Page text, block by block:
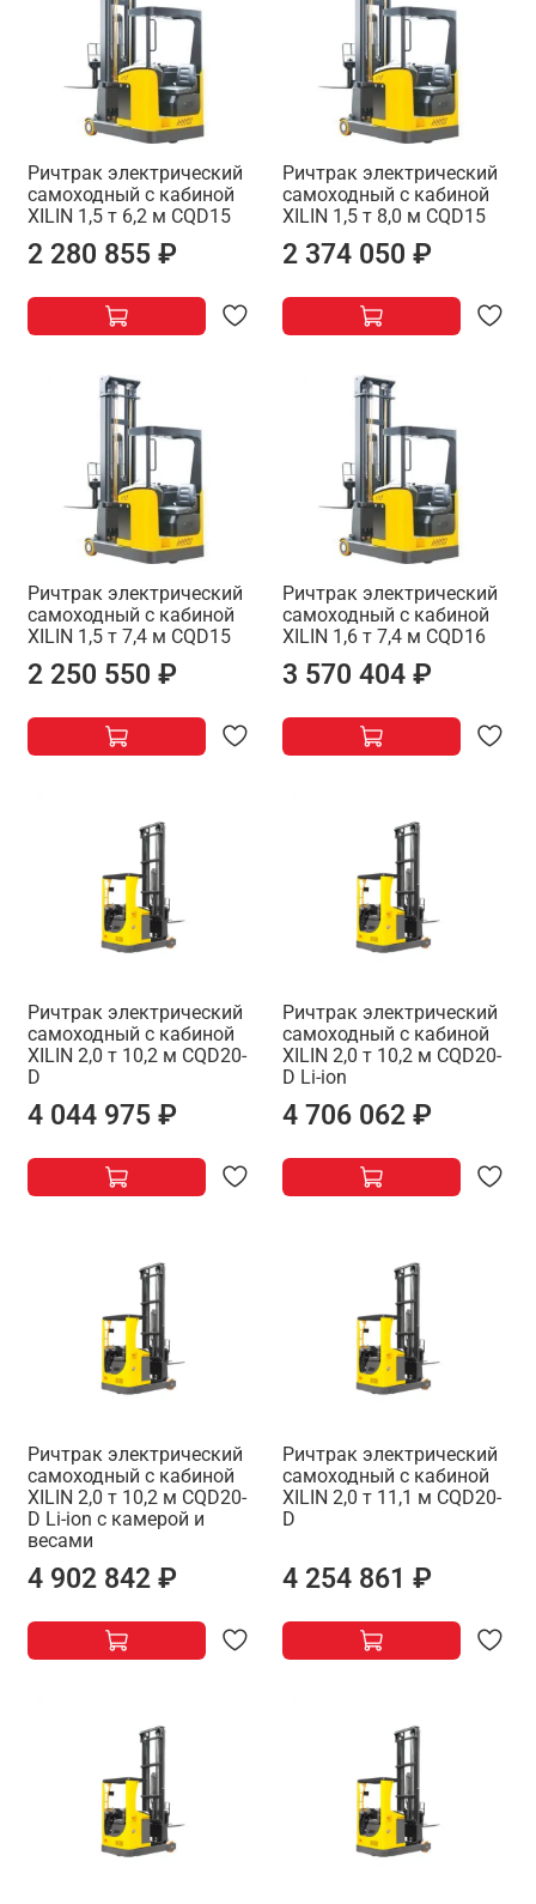
Ричтрак электрический
самоходный с кабиной
XILIN 1,5 т 6,2 м CQD15
2 280 855 ₽
Ричтрак электрический
самоходный с кабиной
XILIN 1,5 т 8,0 м CQD15
2 374 050 ₽
Ричтрак электрический
самоходный с кабиной
XILIN 1,5 т 7,4 м CQD15
2 250 550 ₽
Ричтрак электрический
самоходный с кабиной
XILIN 1,6 т 7,4 м CQD16
3 570 404 ₽
Ричтрак электрический
самоходный с кабиной
XILIN 2,0 т 10,2 м CQD20-
D
4 044 975 ₽
Ричтрак электрический
самоходный с кабиной
XILIN 2,0 т 10,2 м CQD20-
D Li-ion
4 706 062 ₽
Ричтрак электрический
самоходный с кабиной
XILIN 2,0 т 10,2 м CQD20-
D Li-ion с камерой и
весами
4 902 842 ₽
Ричтрак электрический
самоходный с кабиной
XILIN 2,0 т 11,1 м CQD20-
D
4 254 861 ₽